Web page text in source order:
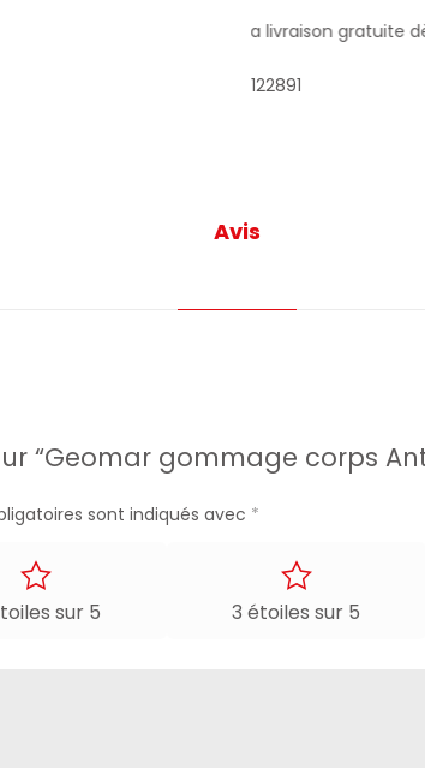
Profitez de la livraison gratuite
122891
Avis
“Geomar gommage corps
sont indiqués avec *
sur 5 3 étoiles sur 5